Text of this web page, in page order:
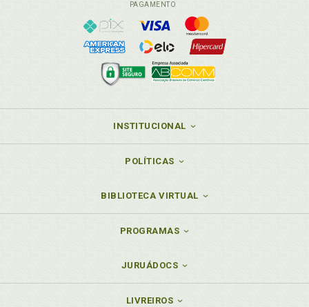
PAGAMENTO
INSTITUCIONAL
POLÍTICAS
BIBLIOTECA VIRTUAL
PROGRAMAS
JURUÁDOCS
LIVREIROS